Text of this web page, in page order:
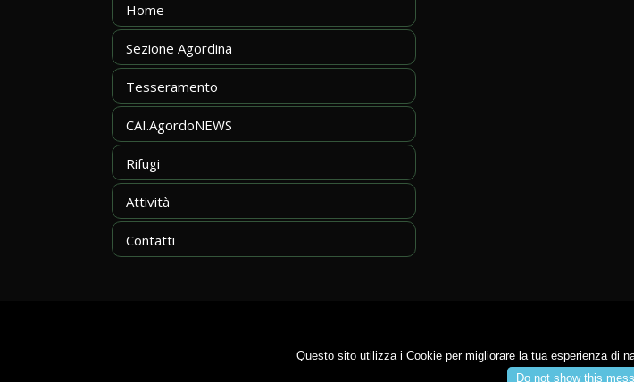
Home
Sezione Agordina
Tesseramento
CAI.AgordoNEWS
Rifugi
Attività
Contatti
CAI Sez. Agordina - piazzale Marconi, 1332021Agordo (BL)
Questo sito utilizza i Cookie per migliorare la tua esperienza di